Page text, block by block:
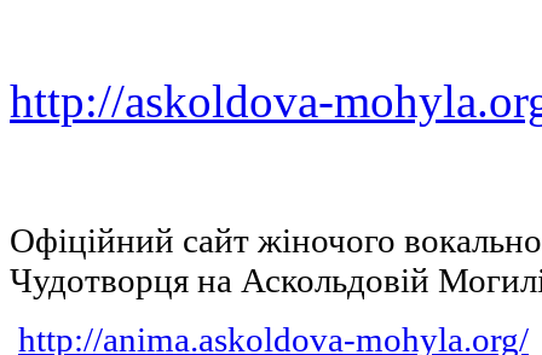
http://askoldova-
Офіційний сайт жіночого
Чудотворця на Аскольдовій
http://anima.askoldova-mohyla.org/